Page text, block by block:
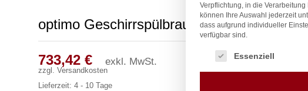
optimo Geschirrspülbrause 1/2″
733,42 € exkl. MwSt.
zzgl. Versandkosten
Lieferzeit: 4 - 10 Tage
Verpflichtung, in die
können Ihre Auswahl jederzeit
dass aufgrund individueller
verfügbar sind.
Es folgt eine Liste der
Essenziell